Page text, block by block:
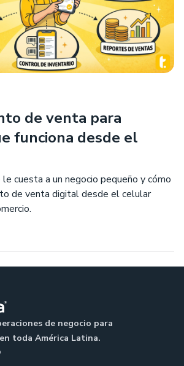
de venta para
funciona desde el
cuesta a un negocio pequeño y cómo
de venta digital desde el celular
de negocio para
toda América Latina.